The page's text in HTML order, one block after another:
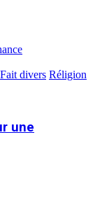
Fait divers Réligion
une